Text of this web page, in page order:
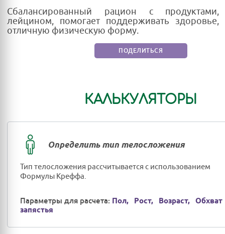
Сбалансированный рацион с
лейцином, помогает поддерживать
отличную физическую форму.
ПОДЕЛИТЬСЯ
КАЛЬКУЛЯТОРЫ
Определить тип телосложения
Тип телосложения рассчитывается с использованием
Формулы Креффа.
Параметры для расчета: Пол, Рост, Возраст,
Обхват
запястья